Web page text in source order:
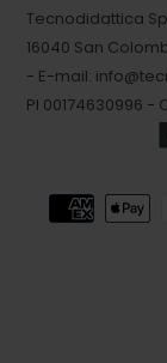
Tecnodidattica
16040 San
- E-mail:
PI 00174630996 -